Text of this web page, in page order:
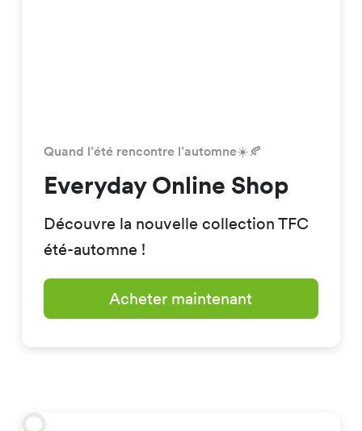
Quand l’été rencontre l’automne☀️🍂
Everyday Online Shop
Découvre la nouvelle collection TFC
été-automne !
Acheter maintenant